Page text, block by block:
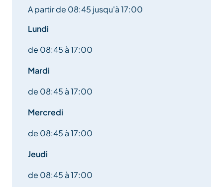
A partir de 08:45 jusqu'à 17:00
Lundi
de 08:45 à 17:00
Mardi
de 08:45 à 17:00
Mercredi
de 08:45 à 17:00
Jeudi
de 08:45 à 17:00